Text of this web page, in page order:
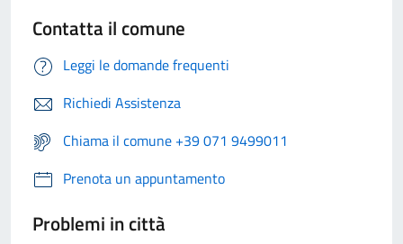
Contatta il comune
Leggi le domande frequenti
Richiedi Assistenza
Chiama il comune +39 071 9499011
Prenota un appuntamento
Problemi in città